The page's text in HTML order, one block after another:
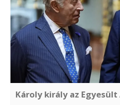
Károly király az